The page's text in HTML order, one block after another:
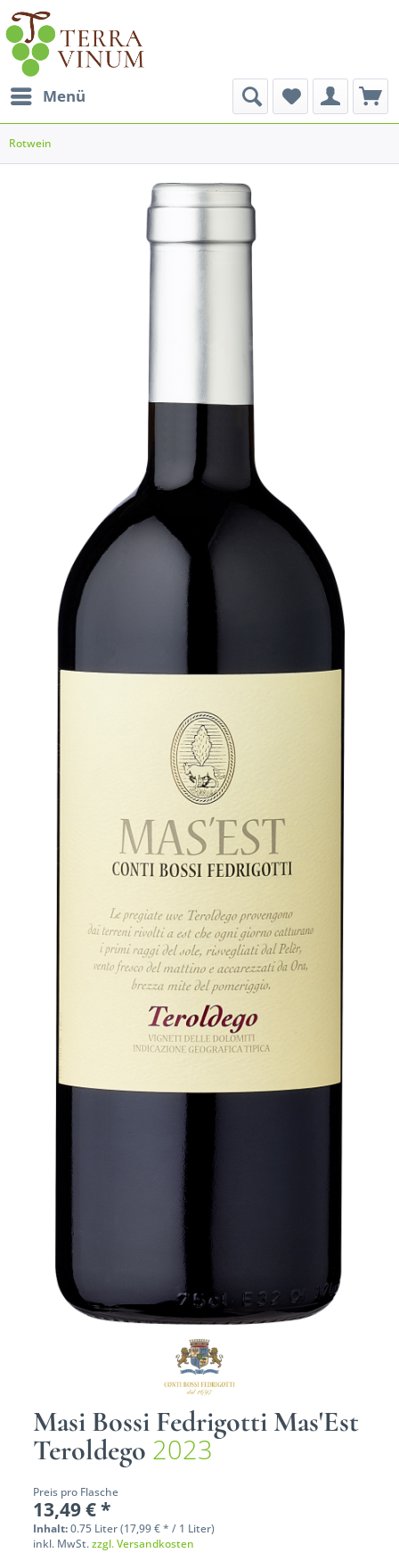
Menü
Rotwein
Masi Bossi Fedrigotti Mas'Est
Teroldego 2023
Preis pro Flasche
13,49 € *
Inhalt:0.75 Liter (17,99 € * / 1 Liter)
inkl. MwSt.zzgl. Versandkosten